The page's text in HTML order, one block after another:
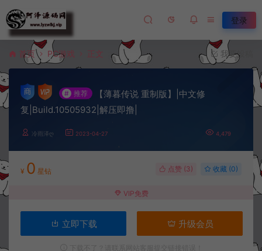
登录
首页 PC游戏 正文 我要投稿
# 推荐
【薄暮传说 重制版】|中文修
复|Build.10505932|解压即撸|
冷雨泽ღ 2023-04-27 4,479
¥ 0 星钻 点赞 (3) 收藏 (0)
VIP免费
立即下载 升级会员